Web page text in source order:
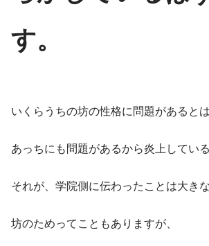
す。
いくらうちの坊の性格に問題があるとは
あっちにも問題があるから炎上してい
それが、学院側に伝わったことは大きな
坊のためってこともありますが、